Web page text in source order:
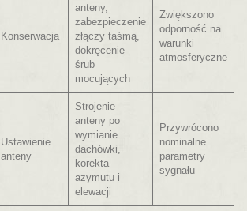
Konserwacja
anteny,
zabezpieczenie
złączy taśmą,
dokręcenie
śrub
mocujących
Zwiększono
odporność na
warunki
atmosferyczne
Ustawienie
anteny
Strojenie
anteny po
wymianie
dachówki,
korekta
azymutu i
elewacji
Przywrócono
nominalne
parametry
sygnału